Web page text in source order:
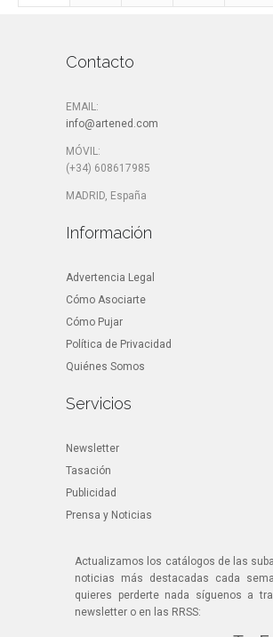
Contacto
EMAIL:
info@artened.com
MÓVIL:
(+34) 608617985
MADRID, España
Información
Advertencia Legal
Cómo Asociarte
Cómo Pujar
Política de Privacidad
Quiénes Somos
Servicios
Newsletter
Tasación
Publicidad
Prensa y Noticias
Actualizamos los catálogos de las
noticias más destacadas cada
quieres perderte nada síguenos a
newsletter o en las RRSS: